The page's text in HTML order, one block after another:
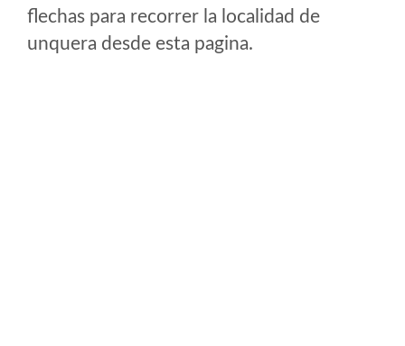
flechas para recorrer la localidad de
unquera desde esta pagina.